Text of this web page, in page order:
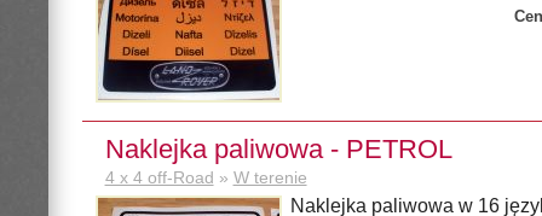
Naklejka paliwowa - PETROL
4 x 4 off-Road » W terenie
Naklejka paliwowa w 16